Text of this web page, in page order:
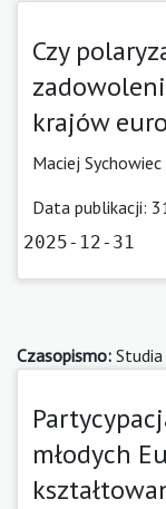
Czy
krajów
Maciej Sychowiec
Data publikacji:
2025-12-31
Czasopismo:
młodych